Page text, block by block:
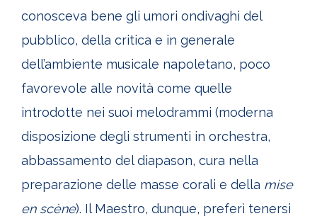
conosceva bene gli umori ondivaghi del
pubblico, della critica e in generale
dell’ambiente musicale napoletano, poco
favorevole alle novità come quelle
introdotte nei suoi melodrammi (moderna
disposizione degli strumenti in orchestra,
abbassamento del diapason, cura nella
preparazione delle masse corali e della mise
en scène). Il Maestro, dunque, preferì tenersi